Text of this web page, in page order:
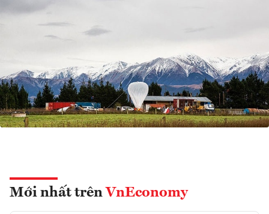
Mới nhất trên VnEconomy